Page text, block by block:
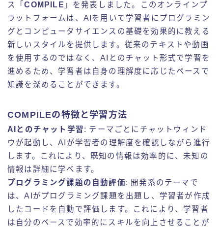
ス「COMPILE 」を発表しました。このオンラインプ
ラットフォームは、AIを用いて学習者にプログラミン
グとコンピュータサイエンスの基礎を効果的に教える
新しいスタイルを提供します。従来のテキストや動画
を使用するのではなく、AIとのチャット形式で学習を
進めるため、学習者は自身の理解度に応じたペースで
知識を深めることができます。
COMPILEの特徴と学習方法
AIとのチャット学習: テーマごとにチャットウィンド
ウが起動し、AIが学習者の理解度を確認しながら進行
します。これにより、既知の情報は効率的に、未知の
情報は詳細に学べます。
プログラミング課題の自動評価: 開発系のテーマで
は、AIがプログラミング課題を出題し、学習者が作成
したコードを自動で評価します。これにより、学習者
は自分のペースで効率的にスキルを向上させることが